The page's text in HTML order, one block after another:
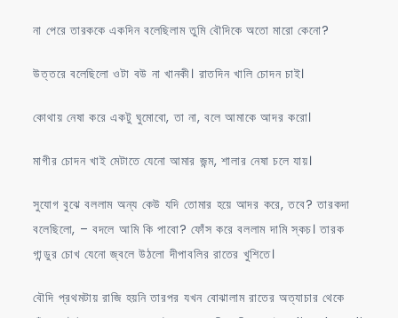
না পেরে তারককে একদিন বলেছিলাম তুমি বৌদিকে অতো মারো কেনো?
উত্তরে বলেছিলো ওটা বউ না খানকী। রাতদিন খালি চোদন চাই।
কোথায় নেষা করে একটু ঘুমোবো, তা না, বলে আমাকে আদর করো।
মাগীর চোদন খাই মেটাতে যেনো আমার জন্ম, শালার নেষা চলে যায়।
সুযোগ বুঝে বললাম অন্য কেউ যদি তোমার হয়ে আদর করে, তবে? তারকদা
বলেছিলো, – বদলে আমি কি পাবো? ফোঁস করে বললাম দামি স্কচ। তারক
গান্ডুর চোখ যেনো জ্বলে উঠলো দীপাবলির রাতের খুশিতে।
বৌদি প্রথমটায় রাজি হয়নি তারপর যখন বোঝালাম রাতের অত্যাচার থেকে